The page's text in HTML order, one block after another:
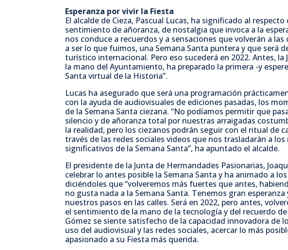
Esperanza por vivir la Fiesta
El alcalde de Cieza, Pascual Lucas, ha significado al
sentimiento de añoranza, de nostalgia que invoca a la
nos conduce a recuerdos y a sensaciones que volverán a las
a ser lo que fuimos, una Semana Santa puntera y que será
turístico internacional. Pero eso sucederá en 2022. Antes, la
la mano del Ayuntamiento, ha preparado la primera -y
Santa virtual de la Historia”.
Lucas ha asegurado que será una programación
con la ayuda de audiovisuales de ediciones pasadas, los
de la Semana Santa ciezana. “No podíamos permitir que
silencio y de añoranza total por nuestras arraigadas
la realidad, pero los ciezanos podrán seguir con el ritual de
través de las redes sociales videos que nos trasladarán a
significativos de la Semana Santa”, ha apuntado el alcalde.
El presidente de la Junta de Hermandades Pasionarias,
celebrar lo antes posible la Semana Santa y ha animado a
diciéndoles que “volveremos más fuertes que antes,
no gusta nada a la Semana Santa. Tenemos gran esperanza
nuestros pasos en las calles. Será en 2022, pero antes,
el sentimiento de la mano de la tecnología y del recuerdo de
Gómez se siente satisfecho de la capacidad innovadora de
uso del audiovisual y las redes sociales, acercar lo más
apasionado a su Fiesta más querida.